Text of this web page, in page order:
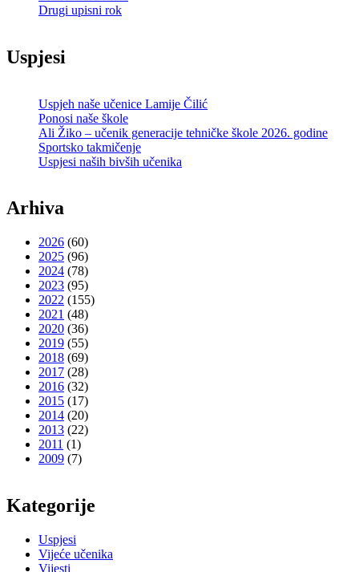
Drugi upisni rok
Uspjesi
Uspjeh naše učenice Lamije Čilić
Ponosi naše škole
Ali Žiko – učenik generacije tehničke škole 2026. godine
Sportsko takmičenje
Uspjesi naših bivših učenika
Arhiva
2026 (60)
2025 (96)
2024 (78)
2023 (95)
2022 (155)
2021 (48)
2020 (36)
2019 (55)
2018 (69)
2017 (28)
2016 (32)
2015 (17)
2014 (20)
2013 (22)
2011 (1)
2009 (7)
Kategorije
Uspjesi
Vijeće učenika
Vijesti